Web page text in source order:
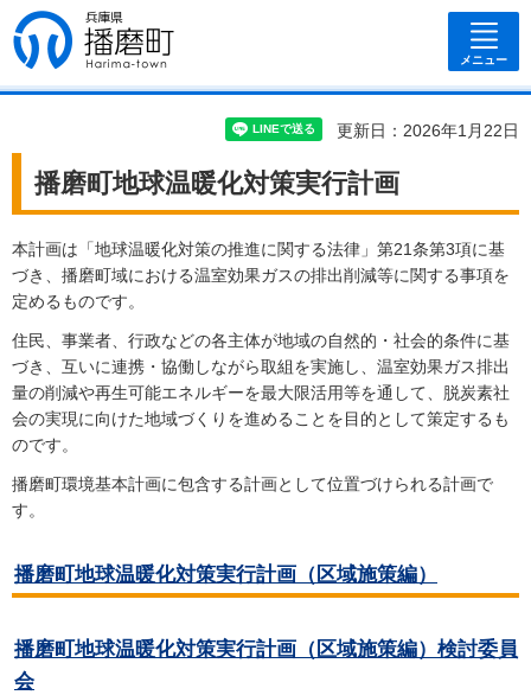
兵庫県 播磨
町
メニュー
更新日：2026年1月22日
播磨町地球温暖化対策実行計画
本計画は「地球温暖化対策の推進に関する法律」第21条第3項に基
づき、播磨町域における温室効果ガスの排出削減等に関する事項を
定めるものです。
住民、事業者、行政などの各主体が地域の自然的・社会的条件に基
づき、互いに連携・協働しながら取組を実施し、温室効果ガス排出
量の削減や再生可能エネルギーを最大限活用等を通して、脱炭素社
会の実現に向けた地域づくりを進めることを目的として策定するも
のです。
播磨町環境基本計画に包含する計画として位置づけられる計画で
す。
播磨町地球温暖化対策実行計画（区域施策編）
播磨町地球温暖化対策実行計画（区域施策編）検討委員
会